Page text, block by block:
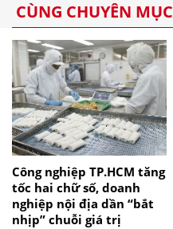
CÙNG CHUYÊN MỤC
Công nghiệp TP.HCM tăng
tốc hai chữ số, doanh
nghiệp nội địa dần “bắt
nhịp” chuỗi giá trị